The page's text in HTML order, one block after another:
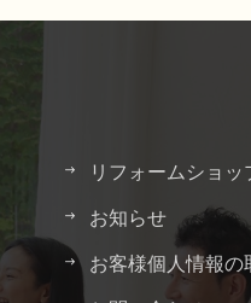
リフォームショッ
お知らせ
お客様個人情報